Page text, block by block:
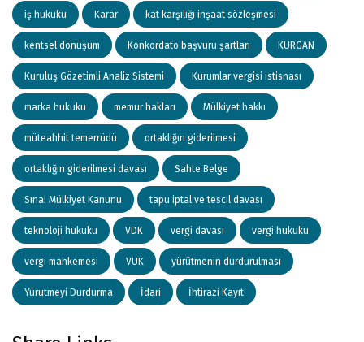
iş hukuku Karar kat karşılığı inşaat sözleşmesi
kentsel dönüşüm Konkordato başvuru şartları KURGAN
Kuruluş Gözetimli Analiz Sistemi Kurumlar vergisi istisnası
marka hukuku memur hakları Mülkiyet hakkı
müteahhit temerrüdü ortaklığın giderilmesi
ortaklığın giderilmesi davası Sahte Belge
Sınai Mülkiyet Kanunu tapu iptal ve tescil davası
teknoloji hukuku VDK vergi davası vergi hukuku
vergi mahkemesi VUK yürütmenin durdurulması
Yürütmeyi Durdurma İdari İhtirazi Kayıt